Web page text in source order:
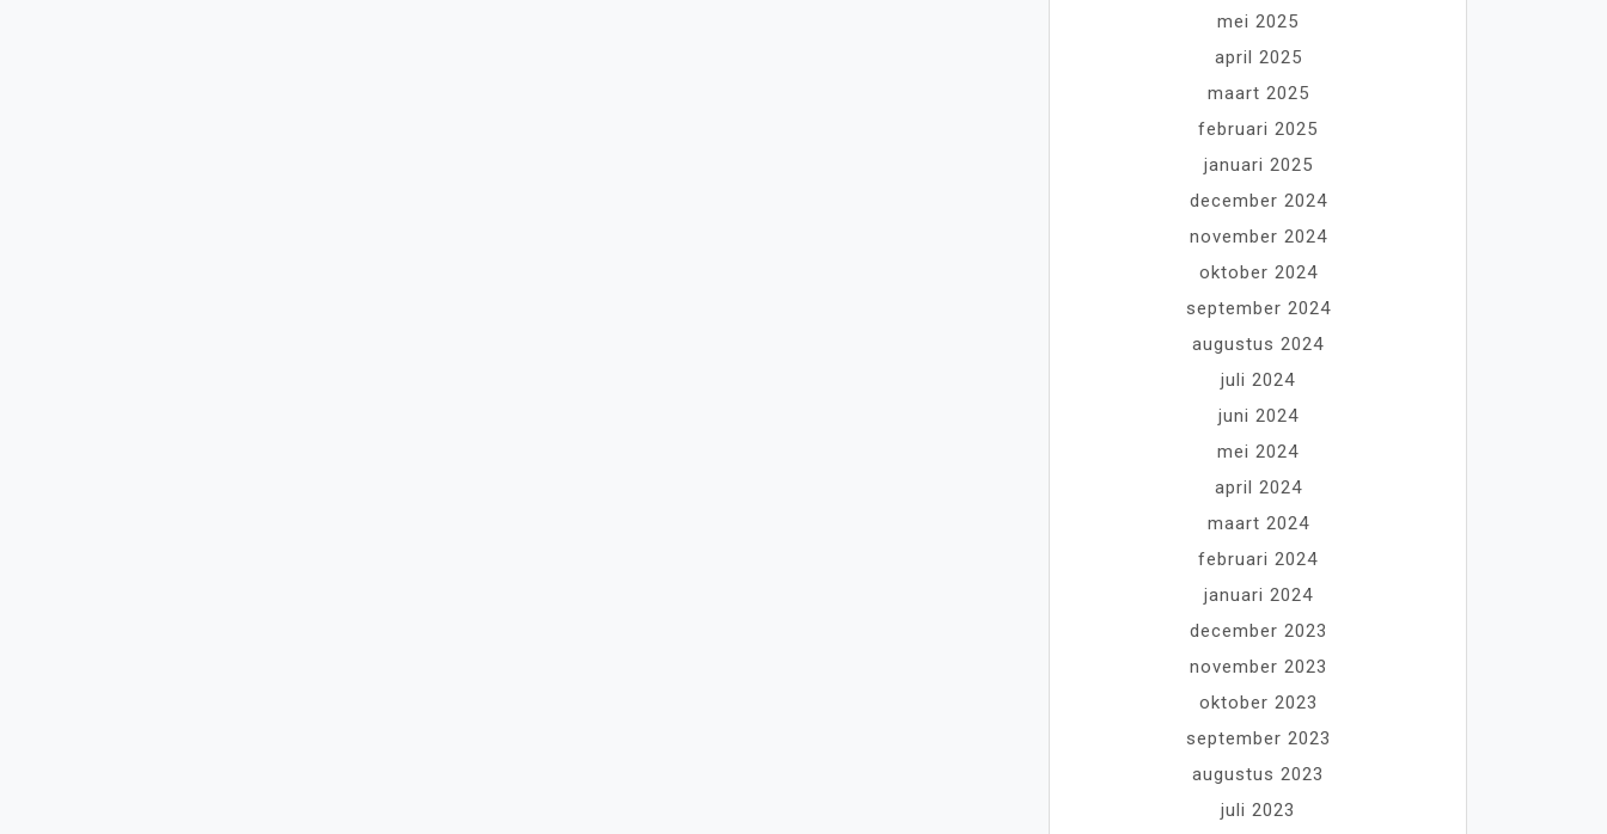
mei 2025
april 2025
maart 2025
februari 2025
januari 2025
december 2024
november 2024
oktober 2024
september 2024
augustus 2024
juli 2024
juni 2024
mei 2024
april 2024
maart 2024
februari 2024
januari 2024
december 2023
november 2023
oktober 2023
september 2023
augustus 2023
juli 2023